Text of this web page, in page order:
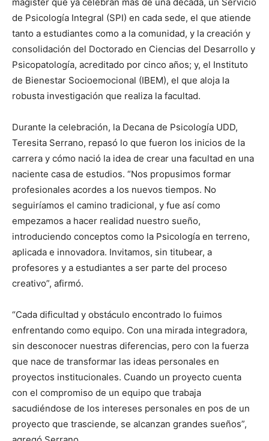
de Psicología Integral (SPI) en cada sede, el que atiende
tanto a estudiantes como a la comunidad, y la creación y
consolidación del Doctorado en Ciencias del Desarrollo y
Psicopatología, acreditado por cinco años; y, el Instituto
de Bienestar Socioemocional (IBEM), el que aloja la
robusta investigación que realiza la facultad.
Durante la celebración, la Decana de Psicología UDD,
Teresita Serrano, repasó lo que fueron los inicios de la
carrera y cómo nació la idea de crear una facultad en una
naciente casa de estudios. “Nos propusimos formar
profesionales acordes a los nuevos tiempos. No
seguiríamos el camino tradicional, y fue así como
empezamos a hacer realidad nuestro sueño,
introduciendo conceptos como la Psicología en terreno,
aplicada e innovadora. Invitamos, sin titubear, a
profesores y a estudiantes a ser parte del proceso
creativo”, afirmó.
“Cada dificultad y obstáculo encontrado lo fuimos
enfrentando como equipo. Con una mirada integradora,
sin desconocer nuestras diferencias, pero con la fuerza
que nace de transformar las ideas personales en
proyectos institucionales. Cuando un proyecto cuenta
con el compromiso de un equipo que trabaja
sacudiéndose de los intereses personales en pos de un
proyecto que trasciende, se alcanzan grandes sueños”,